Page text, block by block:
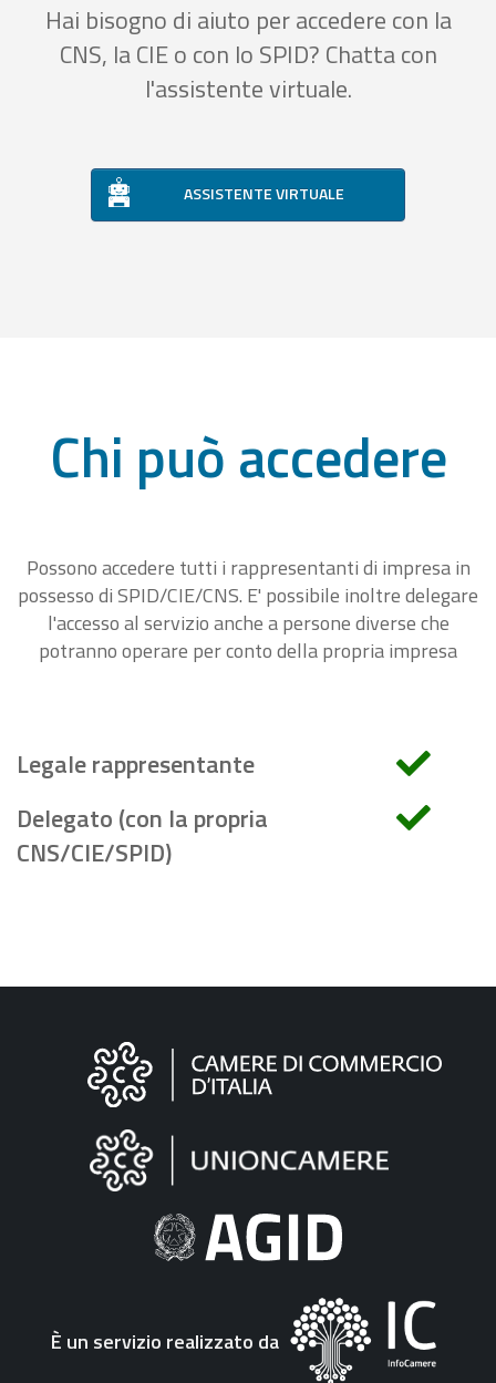
Hai bisogno di aiuto per accedere con la
CNS, la CIE o con lo SPID? Chatta con
l'assistente virtuale.
ASSISTENTE VIRTUALE
Chi può accedere
Possono accedere tutti i rappresentanti di impresa in
possesso di SPID/CIE/CNS. E' possibile inoltre delegare
l'accesso al servizio anche a persone diverse che
potranno operare per conto della propria impresa
Legale rappresentante
Delegato (con la propria
CNS/CIE/SPID)
Informazioni
"Fattura
Elettronica"
È un servizio realizzato da